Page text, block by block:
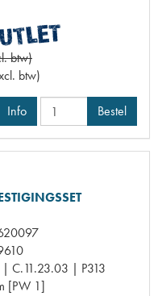
btw)
btw)
Info Bestel
C.11.23.03 | P313
[PW 1]